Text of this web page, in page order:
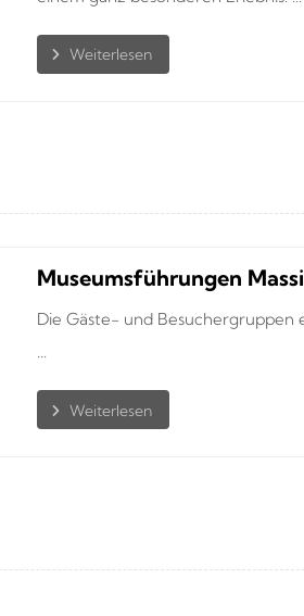
Museumsführungen
Die Gäste- und
...